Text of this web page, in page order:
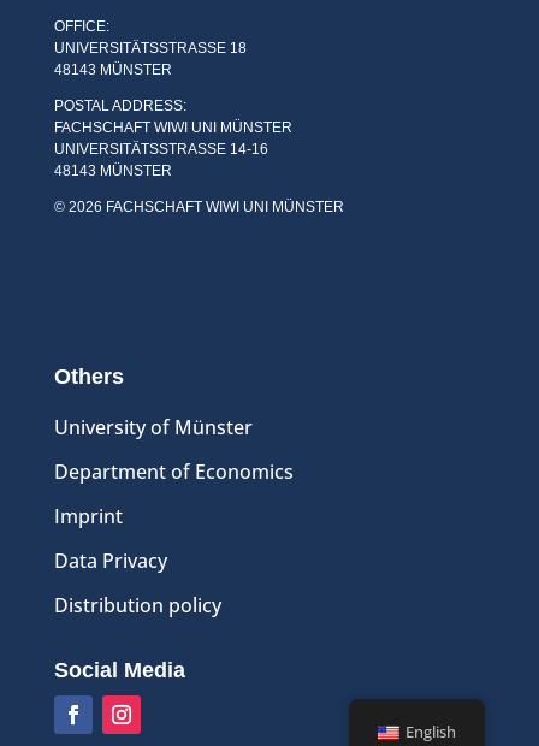
OFFICE:
UNIVERSITÄTSSTRASSE 18
48143 MÜNSTER
POSTAL ADDRESS:
FACHSCHAFT WIWI UNI MÜNSTER
UNIVERSITÄTSSTRASSE 14-16
48143 MÜNSTER
© 2026 FACHSCHAFT WIWI UNI MÜNSTER
Others
University of Münster
Department of Economics
Imprint
Data Privacy
Distribution policy
Social Media
English